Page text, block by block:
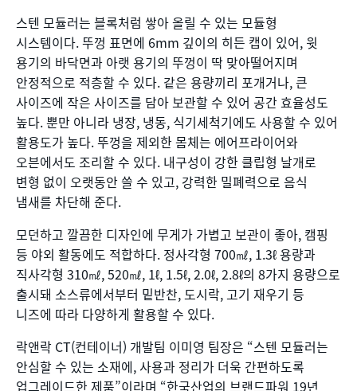
스텐 모듈러는 블록처럼 쌓아 올릴 수 있는 모듈형
시스템이다. 뚜껑 표면에 6mm 깊이의 히든 캡이 있어, 윗
용기의 바닥면과 아랫 용기의 뚜껑이 딱 맞아떨어지며
안정적으로 적층할 수 있다. 같은 용량끼리 포개거나, 큰
사이즈에 작은 사이즈를 담아 보관할 수 있어 공간 효율성도
높다. 뿐만 아니라 냉장, 냉동, 식기세척기에도 사용할 수 있어
활용도가 높다. 뚜껑을 제외한 몸체는 에어프라이어와
오븐에서도 조리할 수 있다. 내구성이 강한 클립형 날개로
변형 없이 오랫동안 쓸 수 있고, 강력한 밀폐력으로 음식
냄새를 차단해 준다.
모던하고 깔끔한 디자인에 무게가 가볍고 보관이 좋아, 캠핑
등 야외 활동에도 적합하다. 정사각형 700㎖, 1.3ℓ 용량과
직사각형 310㎖, 520㎖, 1ℓ, 1.5ℓ, 2.0ℓ, 2.8ℓ의 8가지 용량으로
출시돼 소스류에서부터 밑반찬, 도시락, 고기 재우기 등
니즈에 따라 다양하게 활용할 수 있다.
락앤락 CT(컨테이너) 개발팀 이미영 팀장은 “스텐 모듈러는
안심할 수 있는 소재에, 사용과 정리가 더욱 간편하도록
업그레이드한 제품”이라며 “한국산업의 브랜드파워 19년